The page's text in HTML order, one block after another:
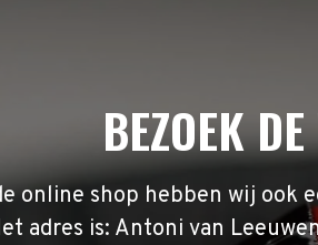
BEZOEK
online shop hebben wij ook
adres is: Antoni van